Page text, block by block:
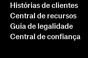
Histórias de clientes
Central de recursos
Guia de legalidade
Central de confiança